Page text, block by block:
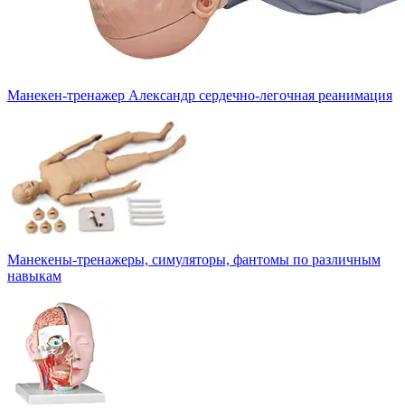
Манекен-тренажер Александр сердечно-легочная реанимация
Манекены-тренажеры, симуляторы, фантомы по различным
навыкам